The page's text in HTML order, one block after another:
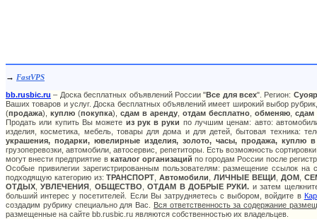
→ FastVPS
bb.rusbic.ru – Доска бесплатных объявлений России "Все для всех". Регион:
Ваших товаров и услуг. Доска бесплатных объявлений имеет широкий выбор
(продажа), куплю (покупка), сдам в аренду отдам бесплатно обменяю сдам
Продать или купить Вы можете из рук в руки по лучшим ценам: авто:
изделия, косметика, мебель, товары для дома и для детей, бытовая техника:
украшения, подарки, ювелирные изделия, золото, часы, продажа, куплю
грузоперевозки, автомобили, автосервис, репетиторы. Есть возможность
могут внести предприятие в каталог организаций по городам России после
Особые привилегии зарегистрированным пользователям: размещение ссылок
подходящую категорию из:ТРАНСПОРТ ,Автомобили ,ЛИЧНЫЕ ВЕЩИ, ДОМ,
ОТДЫХ ,УВЛЕЧЕНИЯ ОБЩЕСТВО ,ОТДАМ В ДОБРЫЕ РУКИ. и затем
больший интерес у посетителей. Если Вы затрудняетесь с выбором, войдите в
создадим рубрику специально для Вас. Вся ответственность за содержание
размещенные на сайте bb.rusbic.ru являются собственностью их владельцев.